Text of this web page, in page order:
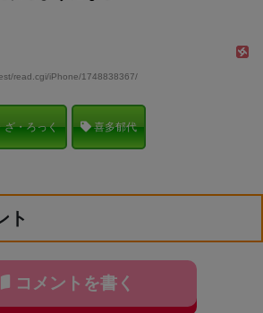
read.cgi/iPhone/1748838367/
ざ・ろっく 喜多郁代
ト
コメントを書く